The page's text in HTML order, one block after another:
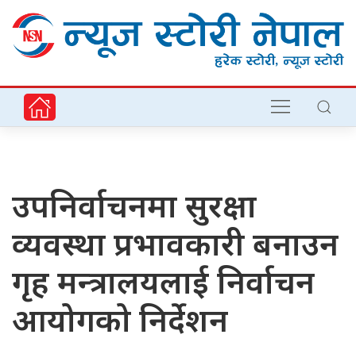
उपनिर्वाचनमा सुरक्षा
व्यवस्था प्रभावकारी बनाउन
गृह मन्त्रालयलाई निर्वाचन
आयोगको निर्देशन